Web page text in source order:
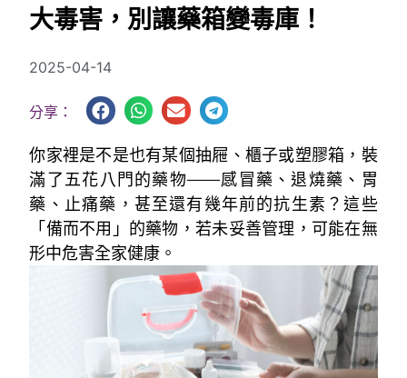
大毒害，別讓藥箱變毒庫！
2025-04-14
分享：
你家裡是不是也有某個抽屜、櫃子或塑膠箱，裝
滿了五花八門的藥物——感冒藥、退燒藥、胃
藥、止痛藥，甚至還有幾年前的抗生素？這些
「備而不用」的藥物，若未妥善管理，可能在無
形中危害全家健康。